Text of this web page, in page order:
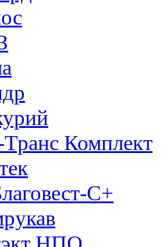
Комплект
С+